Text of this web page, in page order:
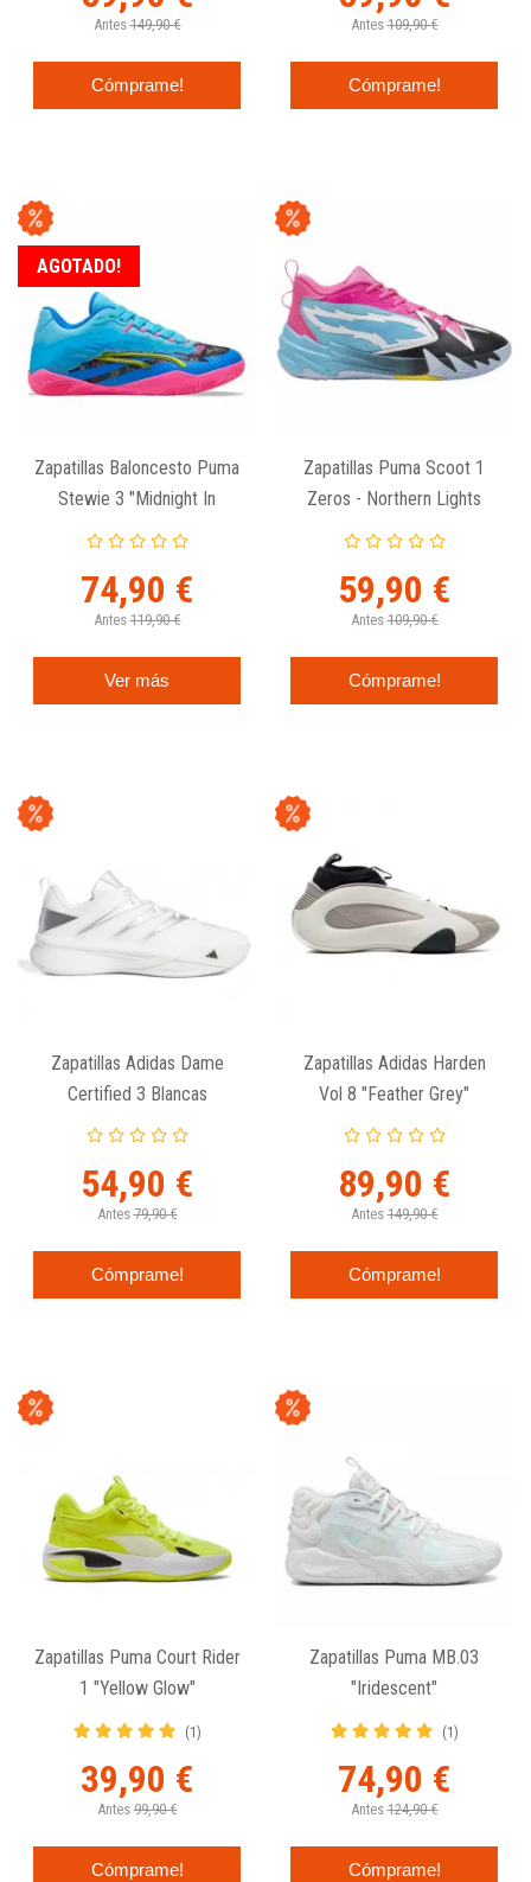
Antes 149,90 €
Cómprame!
Antes 109,90 €
Cómprame!
Zapatillas Baloncesto Puma
Stewie 3 "Midnight In
Tokyo"
74,90 €
Antes 119,90 €
Ver más
AGOTADO!
Zapatillas Puma Scoot 1
Zeros - Northern Lights
59,90 €
Antes 109,90 €
Cómprame!
Zapatillas Adidas Dame
Certified 3 Blancas
54,90 €
Antes 79,90 €
Cómprame!
Zapatillas Adidas Harden
Vol 8 "Feather Grey"
89,90 €
Antes 149,90 €
Cómprame!
Zapatillas Puma Court Rider
1 "Yellow Glow"
(1)
39,90 €
Antes 99,90 €
Cómprame!
Zapatillas Puma MB.03
"Iridescent"
(1)
74,90 €
Antes 124,90 €
Cómprame!